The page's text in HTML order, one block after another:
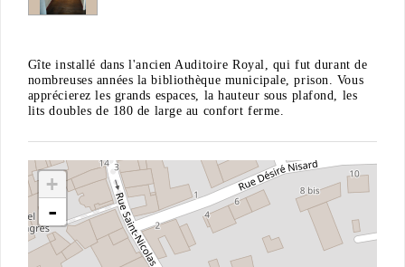
Gîte installé dans l'ancien Auditoire Royal, qui fut durant de
nombreuses années la bibliothèque municipale, prison. Vous
apprécierez les grands espaces, la hauteur sous plafond, les
lits doubles de 180 de large au confort ferme.
+
-